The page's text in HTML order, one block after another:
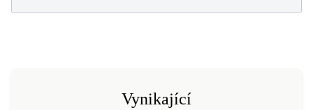
Vynikající